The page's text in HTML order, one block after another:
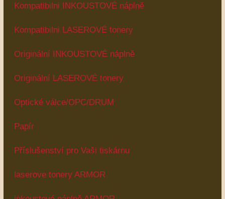
Kompatibilni INKOUSTOVÉ náplně
Kompatibilni LASEROVÉ tonery
Originální INKOUSTOVÉ náplně
Originální LASEROVÉ tonery
Optické válce/OPC/DRUM
Papír
Příslušenství pro Vaši tiskárnu
laserove tonery ARMOR